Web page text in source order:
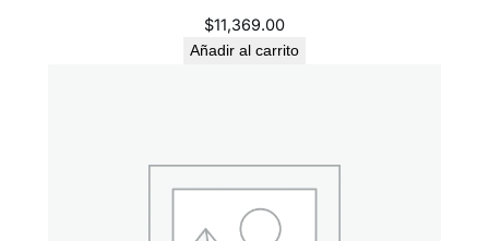
$11,369.00
Añadir al carrito